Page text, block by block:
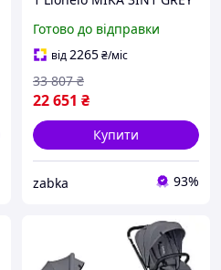
zabka/sh
Готово до відправки
від2265₴/міс
22 651 ₴
33 807 ₴
Купити
zabka 93%